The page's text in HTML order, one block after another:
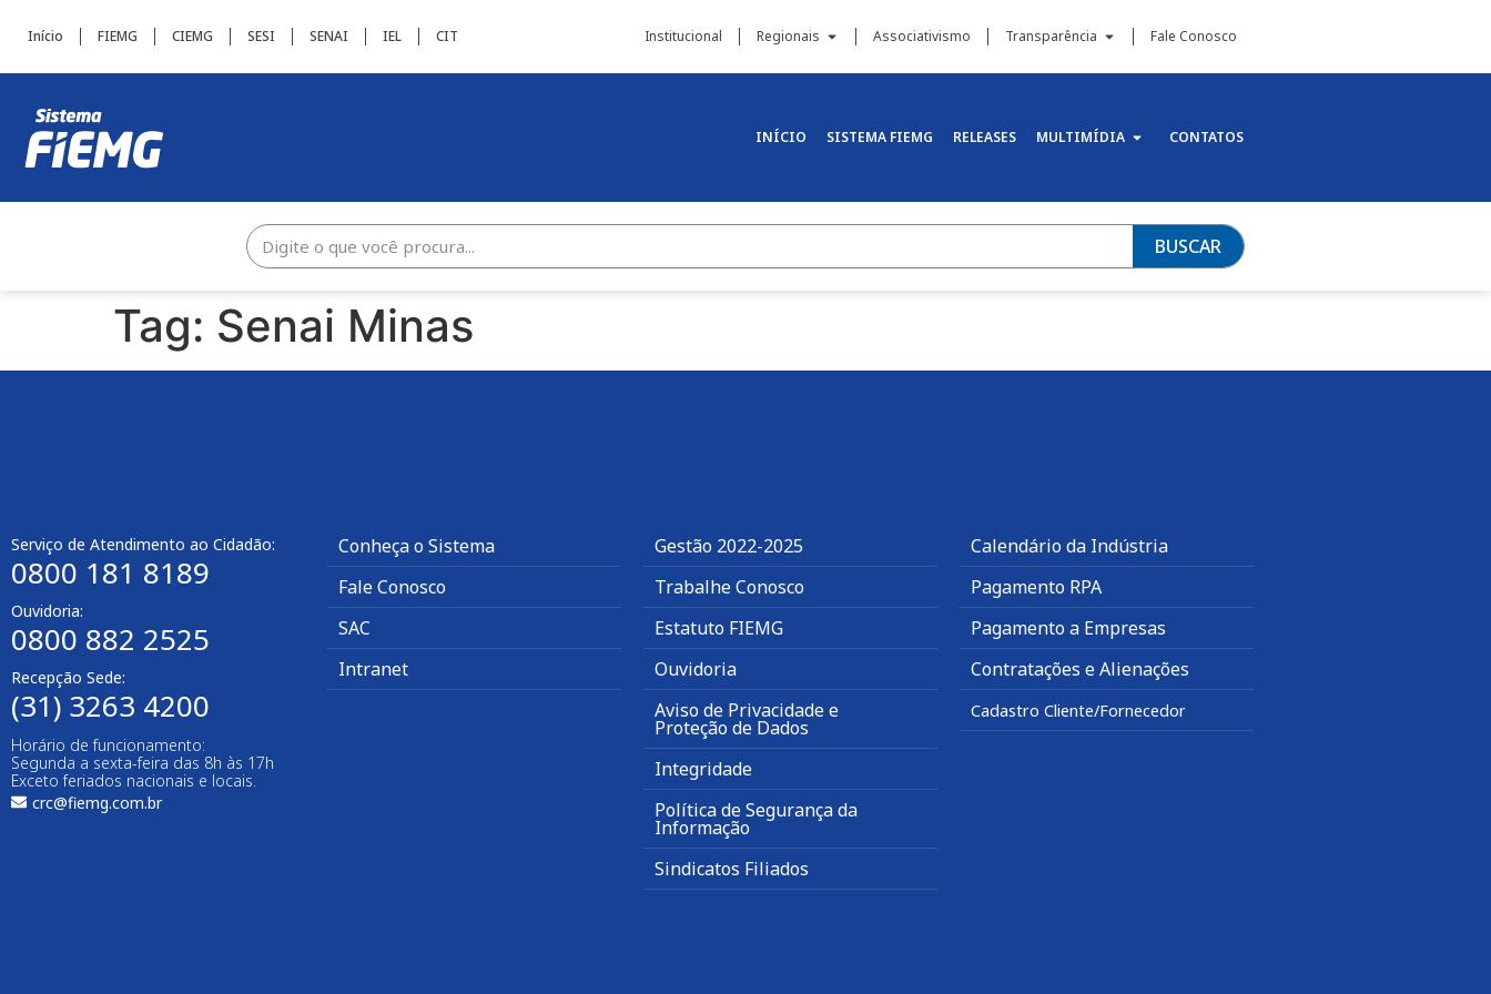
Início FIEMG CIEMG SESI SENAI IEL CIT Institucional Regionais Associativismo Transparência Fale Conosco
INÍCIO SISTEMA FIEMG RELEASES MULTIMÍDIA CONTATOS
BUSCAR
Tag: Senai Minas
Serviço de Atendimento ao Cidadão:
0800 181 8189
Ouvidoria:
0800 882 2525
Recepção Sede:
(31) 3263 4200
Horário de funcionamento:
Segunda a sexta-feira das 8h às 17h
Exceto feriados nacionais e locais.
crc@fiemg.com.br
Conheça o Sistema
Fale Conosco
SAC
Intranet
Gestão 2022-2025
Trabalhe Conosco
Estatuto FIEMG
Ouvidoria
Aviso de Privacidade e
Proteção de Dados
Integridade
Política de Segurança da
Informação
Sindicatos Filiados
Calendário da Indústria
Pagamento RPA
Pagamento a Empresas
Contratações e Alienações
Cadastro Cliente/Fornecedor